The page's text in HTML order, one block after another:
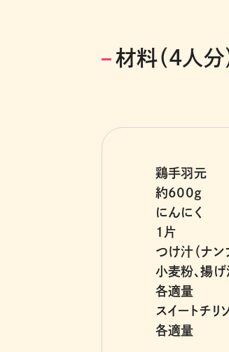
材料（4人分
鶏手羽元
約600g
にんにく
1片
つけ汁（ナン
小麦粉、揚げ
各適量
スイートチリ
各適量